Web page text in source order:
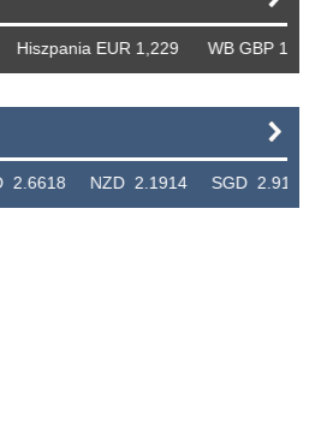
EUR 1,229 WB GBP 1,318
NZD 2.1914 SGD 2.9123